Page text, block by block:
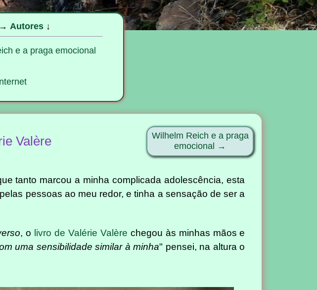
Autores ↓
e a praga emocional
Valère
Wilhelm Reich e a praga
emocional →
tanto marcou a minha complicada adolescência, esta
pessoas ao meu redor, e tinha a sensação de ser a
, o livro de Valérie Valère chegou às minhas mãos e
uma sensibilidade similar à minha" pensei, na altura o